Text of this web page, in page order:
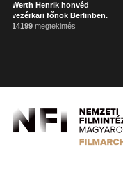
Werth Henrik honvéd
vezérkari főnök Berlinben.
14199 megtekintés